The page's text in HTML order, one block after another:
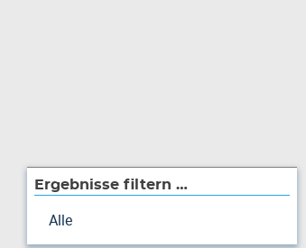
Ergebnisse filtern …
Alle